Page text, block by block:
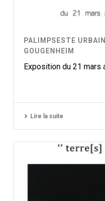
PALIMPSESTE
GOUGENHEIM
Exposition du 21 mars
Lire la suite